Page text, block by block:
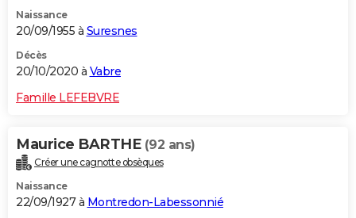
Naissance
20/09/1955 à Suresnes
Décès
20/10/2020 à Vabre
Famille LEFEBVRE
Maurice BARTHE (92 ans)
Créer une cagnotte obsèques
Naissance
22/09/1927 à Montredon-Labessonnié